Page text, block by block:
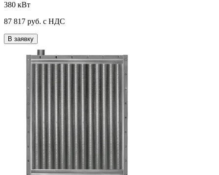
380 кВт
87 817 руб. с НДС
В заявку